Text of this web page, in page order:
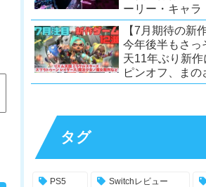
ーリー・キャラ
絡み合う、命懸
リー【PC/
【7月期待の新
今年後半もさっ
天11年ぶり新
ピンオフ、まの
も！【Switch2/
タグ
PS5 Switchレビュー